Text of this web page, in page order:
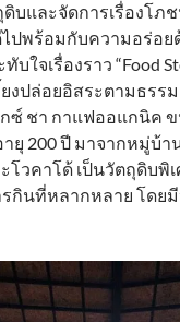
บและจัดการเรื่องโภ
ปพร้อมกับความอร่อย
บใจเรื่องราว “Food
งปล่อยอิสระตามธรร
ซ์ ชา กาแฟออแกนิค
ายุ 200 ปี มาจากหมู่บ้
โวคาโด้ เป็นวัตถุดิบพิ
กินที่หลากหลาย โดยมี